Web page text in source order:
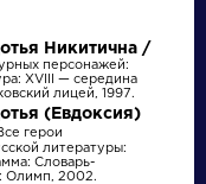
Словарь
Никитична /
персонажей:
XVIII — середина
лицей, 1997.
(Евдоксия)
герои
литературы:
Словарь-
Олимп, 2002.